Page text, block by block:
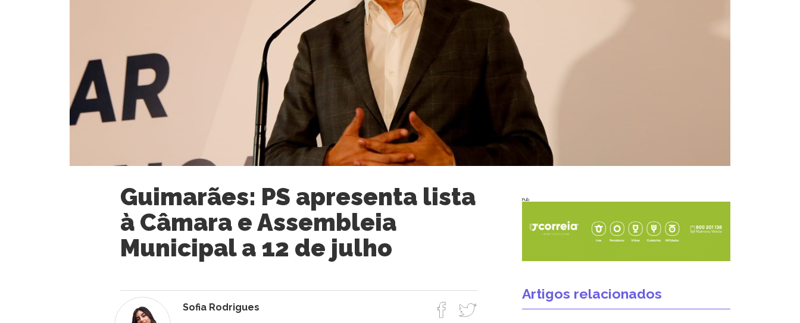
Guimarães: PS apresenta lista
à Câmara e Assembleia
Municipal a 12 de julho
Sofia Rodrigues
Pub
Artigos relacionados